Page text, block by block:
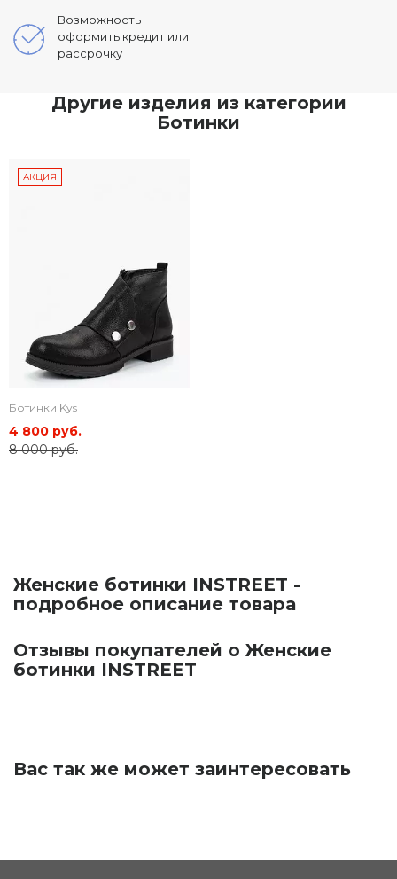
Возможность
оформить кредит или
рассрочку
Другие изделия из категории
Ботинки
АКЦИЯ
Ботинки Kys
4 800 руб.
8 000 руб.
Женские ботинки INSTREET -
подробное описание товара
Отзывы покупателей о Женские
ботинки INSTREET
Вас так же может заинтересовать